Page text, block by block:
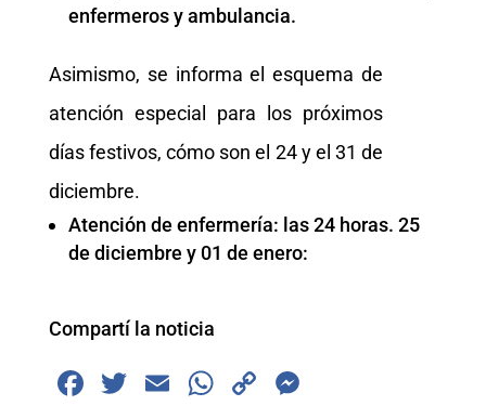
enfermeros y ambulancia.
Asimismo, se informa el esquema de
atención especial para los próximos
días festivos, cómo son el 24 y el 31 de
diciembre.
Atención de enfermería: las 24 horas. 25
de diciembre y 01 de enero:
Compartí la noticia
F
T
E
W
C